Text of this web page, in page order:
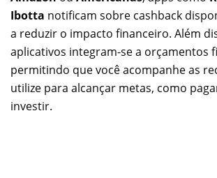
Ibotta notificam sobre cashback
a reduzir o impacto financeiro. Além
aplicativos integram-se a orçamentos
permitindo que você acompanhe as
utilize para alcançar metas, como
investir.